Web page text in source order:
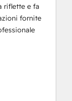
riflette e fa
fornite